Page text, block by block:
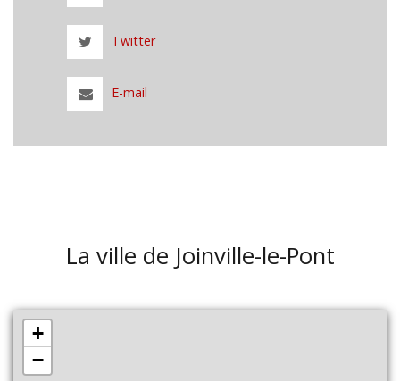
Twitter
E-mail
La ville de Joinville-le-Pont
+
−